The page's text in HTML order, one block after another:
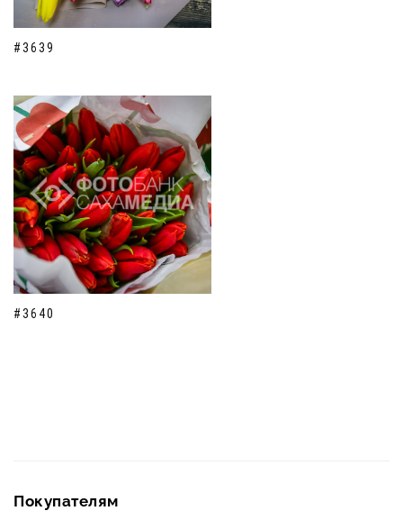
#3639
#3640
Покупателям